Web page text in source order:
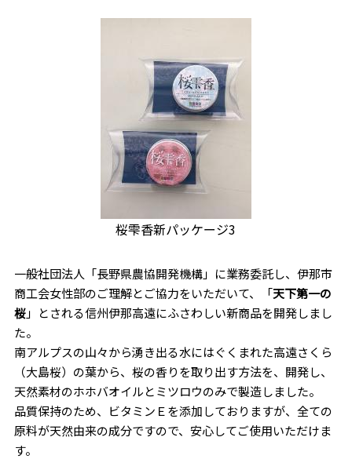
桜雫香新パッケージ3
一般社団法人「長野県農協開発機構」に業務委託し、伊那市
商工会女性部のご理解とご協力をいただいて、「天下第一の
桜」とされる信州伊那高遠にふさわしい新商品を開発しまし
た。
南アルプスの山々から湧き出る水にはぐくまれた高遠さくら
（大島桜）の葉から、桜の香りを取り出す方法を、開発し、
天然素材のホホバオイルとミツロウのみで製造しました。
品質保持のため、ビタミンＥを添加しておりますが、全ての
原料が天然由来の成分ですので、安心してご使用いただけま
す。